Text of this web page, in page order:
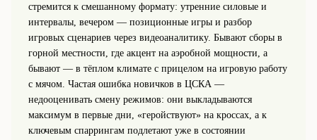
стремится к смешанному формату: утренние силовые и
интервалы, вечером — позиционные игры и разбор
игровых сценариев через видеоаналитику. Бывают сборы в
горной местности, где акцент на аэробной мощности, а
бывают — в тёплом климате с прицелом на игровую работу
с мячом. Частая ошибка новичков в ЦСКА —
недооценивать смену режимов: они выкладываются
максимум в первые дни, «геройствуют» на кроссах, а к
ключевым спаррингам подлетают уже в состоянии